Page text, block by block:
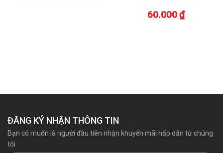
60.000₫
ĐĂNG KÝ NHẬN THÔNG TIN
Bạn có muốn là người đầu tiên nhận khuyến mãi hấp dẫn từ chúng
tôi